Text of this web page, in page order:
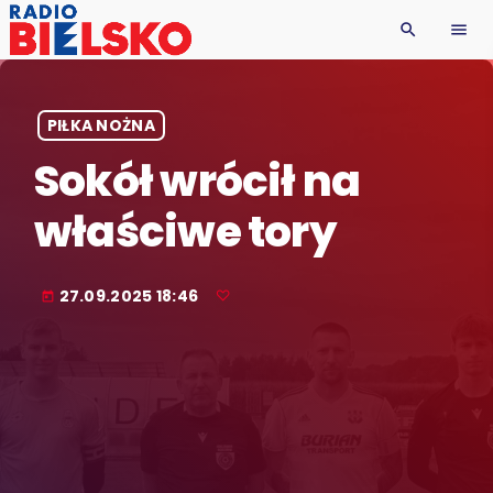
search menu
PIŁKA NOŻNA
Sokół wrócił na
właściwe tory
today 27.09.2025 18:46